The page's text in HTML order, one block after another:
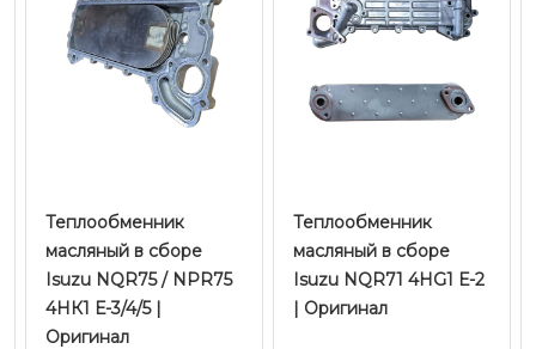
Теплообменник
масляный в сборе
Isuzu NQR75 / NPR75
4HК1 Е-3/4/5 |
Оригинал
Теплообменник
масляный в сборе
Isuzu NQR71 4HG1 Е-2
| Оригинал